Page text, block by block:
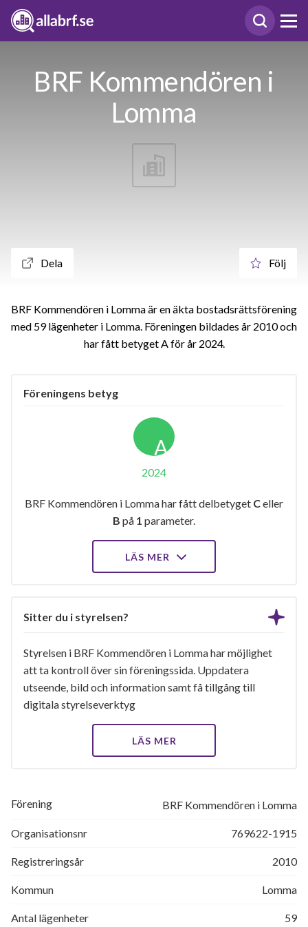
BRF Kommendören i
Lomma
Dela Följ
BRF Kommendören i Lomma är en äkta bostadsrättsförening
med 59 lägenheter i Lomma. Föreningen bildades år 2010 och
har fått betyget A för år 2024
Föreningens betyg
A
2024
BRF Kommendören i Lomma har fått delbetyget Celler
B på 1 parameter.
LÄS MER
Sitter du i styrelsen?
Styrelsen i BRF Kommendören i Lomma har möjlighet
att ta kontroll över sin föreningssida. Uppdatera
utseende, bild och information samt få tillgång till
digitala styrelseverktyg
LÄS MER
Förening BRF Kommendören i Lomma
Organisationsnr 769622-1915
Registreringsår 2010
Kommun Lomma
Antal lägenheter 59